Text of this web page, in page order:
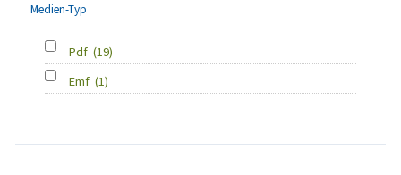
Medien-Typ
Pdf (19)
Emf (1)